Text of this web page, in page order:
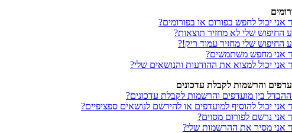
אני יכול לחפש בפורום או בפורומים?
החיפוש שלי לא מחזיר תוצאות?
החיפוש שלי מחזיר עמוד ריק!?
אני מחפש משתמשים?
אני יכול למצוא את ההודעות והנושאים שלי?
והרשמות לקבלת עדכונים
בין מועדפים והרשמות לקבלת עדכונים?
אני יכול להוסיף למועדפים או להירשם לנושאים ספציפיים?
אני נרשם לפורום מסוים?
אני מסיר את ההרשמות שלי?